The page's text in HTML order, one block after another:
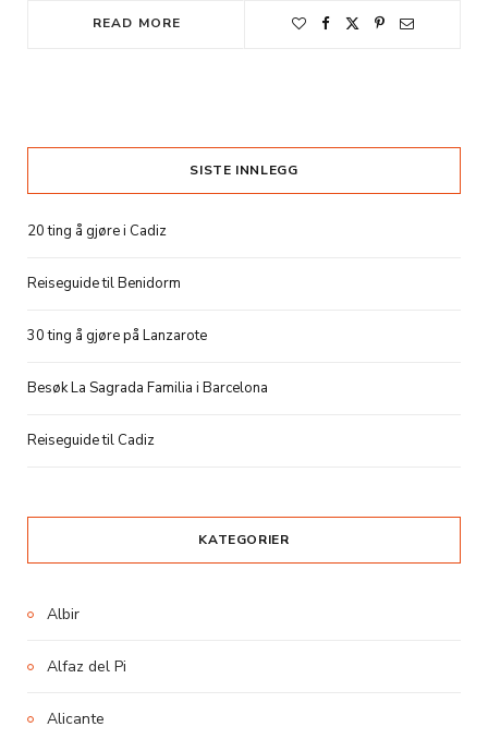
READ MORE
SISTE INNLEGG
20 ting å gjøre i Cadiz
Reiseguide til Benidorm
30 ting å gjøre på Lanzarote
Besøk La Sagrada Familia i Barcelona
Reiseguide til Cadiz
KATEGORIER
Albir
Alfaz del Pi
Alicante